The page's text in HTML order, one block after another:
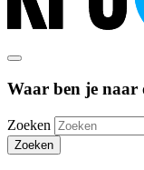
Waar ben je naar
Zoeken
Zoeken